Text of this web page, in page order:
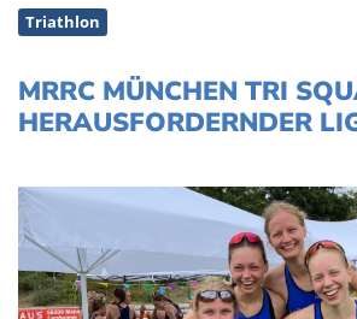
Triathlon
MRRC MÜNCHEN TRI
HERAUSFORDERNDER